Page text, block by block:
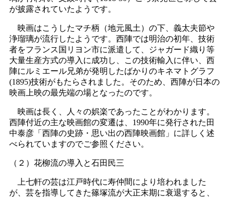
が披露されていたようです。
映画はこうしたマチ柄（地元風土）の下、義太夫節や
浄瑠璃が流行したようです。西陣では明治の初年、技術
者をフランス国リヨン市に派遣して、ジャガード織り等
大量生産方式の導入に成功し、この技術輸入に伴い、西
陣にルミエール兄弟が発明したばかりのキネマトグラフ
(1895)技術がもたらされました。そのため、西陣が日本の
映画上映の最先端の場となったのです。
映画は長く、人々の娯楽であったことがわかります。
西陣付近の主な映画館の変遷は、1990年に発行された田
中泰彦「西陣の史跡・思い出の西陣映画館」に詳しく述
べられていますのでご参照ください。
（２）花柳流の導入と石田民三
上七軒の芸は江戸時代に寿仲間により培われました
が、芸を指導してきた篠塚流が大正末期に衰退すると、